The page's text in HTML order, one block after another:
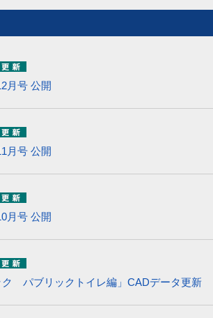
月号 公開
月号 公開
月号 公開
ク パブリックトイレ編」CADデータ更新